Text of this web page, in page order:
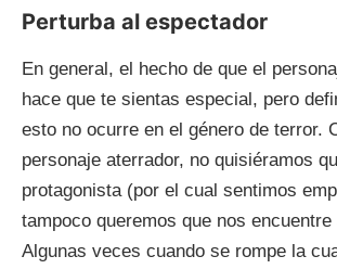
Perturba al espectador
En general, el hecho de que el
hace que te sientas especial, pero
esto no ocurre en el género de terror.
personaje aterrador, no quisiéramos
protagonista (por el cual sentimos
tampoco queremos que nos
Algunas veces cuando se rompe la